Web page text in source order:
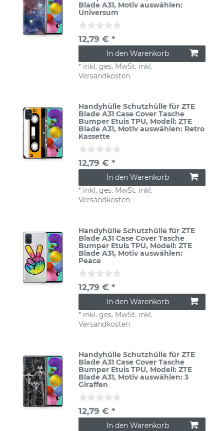
Blade A31, Motiv auswählen:
Universum
12,79 € *
In den Warenkorb
* inkl. ges. MwSt. inkl.
Versandkosten
Handyhülle Schutzhülle für ZTE
Blade A31 Case Cover Tasche
Bumper Etuis TPU, Modell: ZTE
Blade A31, Motiv auswählen: Retro
Kassette
12,79 € *
In den Warenkorb
* inkl. ges. MwSt. inkl.
Versandkosten
Handyhülle Schutzhülle für ZTE
Blade A31 Case Cover Tasche
Bumper Etuis TPU, Modell: ZTE
Blade A31, Motiv auswählen:
Peace
12,79 € *
In den Warenkorb
* inkl. ges. MwSt. inkl.
Versandkosten
Handyhülle Schutzhülle für ZTE
Blade A31 Case Cover Tasche
Bumper Etuis TPU, Modell: ZTE
Blade A31, Motiv auswählen: 3
Giraffen
12,79 € *
In den Warenkorb